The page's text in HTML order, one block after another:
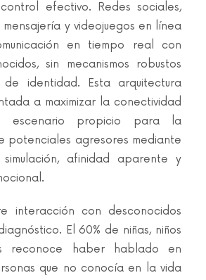
efectivo. Redes sociales,
y videojuegos en línea
en tiempo real con
sin mecanismos robustos
identidad. Esta arquitectura
a maximizar la conectividad
propicio para la
potenciales agresores mediante
afinidad aparente y
interacción con desconocidos
El 60% de niñas, niños
reconoce haber hablado en
que no conocía en la vida